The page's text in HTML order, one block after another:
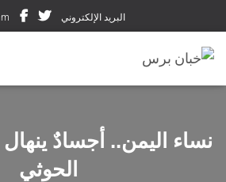
البريد الإلكتروني
نساء اليمن.. أجسادٌ ينهال
الحوثي